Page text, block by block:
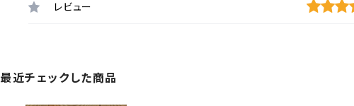
レビュー
最近チェックした商品